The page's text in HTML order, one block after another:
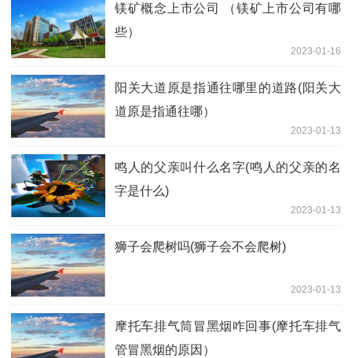
镁矿概念上市公司 （镁矿上市公司有哪
些）
2023-01-16
阳关大道原是指通往哪里的道路(阳关大
道原是指通往哪）
2023-01-13
鸣人的父亲叫什么名字(鸣人的父亲的名
字是什么)
2023-01-13
狮子会爬树吗(狮子会不会爬树)
2023-01-13
摩托车排气筒冒黑烟咋回事(摩托车排气
管冒黑烟的原因）